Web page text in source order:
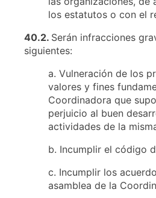
los estatutos o con el
40.2. Serán infracciones
siguientes:
a. Vulneración de los
valores y fines
Coordinadora que
perjuicio al buen
actividades de la
b. Incumplir el código
c. Incumplir los
asamblea de la